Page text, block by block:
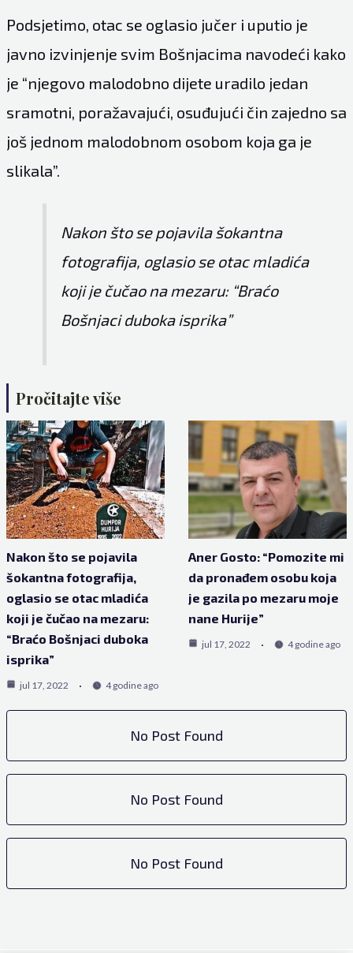
Podsjetimo, otac se oglasio jučer i uputio je
javno izvinjenje svim Bošnjacima navodeći kako
je “njegovo malodobno dijete uradilo jedan
sramotni, poražavajući, osuđujući čin zajedno sa
još jednom malodobnom osobom koja ga je
slikala”.
Nakon što se pojavila šokantna
fotografija, oglasio se otac mladića
koji je čučao na mezaru: “Braćo
Bošnjaci duboka isprika”
Pročitajte više
Nakon što se pojavila
šokantna fotografija,
oglasio se otac mladića
koji je čučao na mezaru:
“Braćo Bošnjaci duboka
isprika”
jul 17, 2022 4 godine ago
Aner Gosto: “Pomozite mi
da pronađem osobu koja
je gazila po mezaru moje
nane Hurije”
jul 17, 2022 4 godine ago
No Post Found
No Post Found
No Post Found